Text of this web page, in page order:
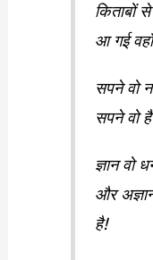
किताबों
आ गई
सपने वो
सपने वो
ज्ञान वो
और
है!